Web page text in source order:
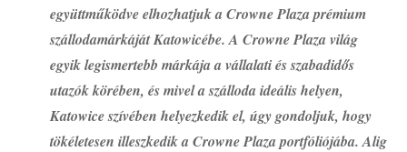
együttműködve elhozhatjuk a Crowne Plaza prémium
szállodamárkáját Katowicébe. A Crowne Plaza világ
egyik legismertebb márkája a vállalati és szabadidős
utazók körében, és mivel a szálloda ideális helyen,
Katowice szívében helyezkedik el, úgy gondoljuk, hogy
tökéletesen illeszkedik a Crowne Plaza portfóliójába. Alig